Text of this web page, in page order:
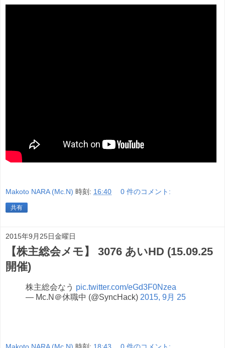
Makoto NARA (Mc.N) 時刻: 16:40 0 件のコメント:
共有
2015年9月25日金曜日
【株主総会メモ】 3076 あいHD (15.09.25
開催)
株主総会なう pic.twitter.com/eGd3F0Nzea
— Mc.N＠休職中 (@SyncHack) 2015, 9月 25